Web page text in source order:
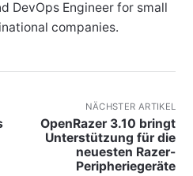
DevOps Engineer for small
companies.
NÄCHSTER ARTIKEL
OpenRazer 3.10 bringt
Unterstützung für die
neuesten Razer-
Peripheriegeräte